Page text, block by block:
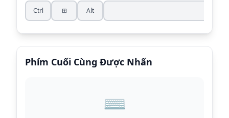
Ctrl ⊞ Alt
Phím Cuối Cùng Được Nhấn
⌨️